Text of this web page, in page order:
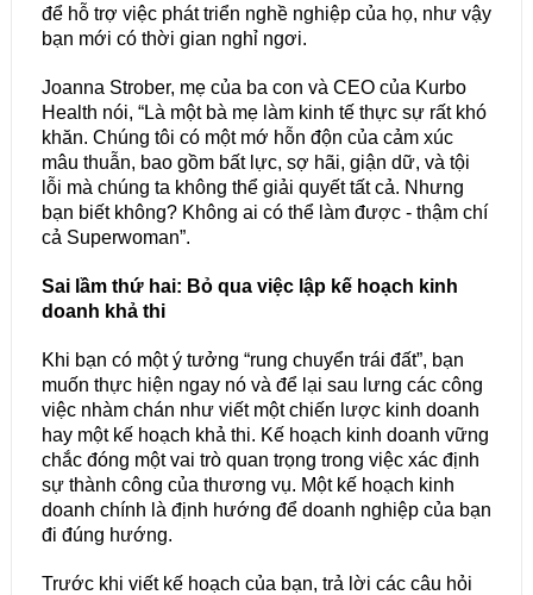
để hỗ trợ việc phát triển nghề nghiệp của họ, như vậy
bạn mới có thời gian nghỉ ngơi.
Joanna Strober, mẹ của ba con và CEO của Kurbo
Health nói, “Là một bà mẹ làm kinh tế thực sự rất khó
khăn. Chúng tôi có một mớ hỗn độn của cảm xúc
mâu thuẫn, bao gồm bất lực, sợ hãi, giận dữ, và tội
lỗi mà chúng ta không thể giải quyết tất cả. Nhưng
bạn biết không? Không ai có thể làm được - thậm chí
cả Superwoman”.
Sai lầm thứ hai: Bỏ qua việc lập kế hoạch kinh
doanh khả thi
Khi bạn có một ý tưởng “rung chuyển trái đất”, bạn
muốn thực hiện ngay nó và để lại sau lưng các công
việc nhàm chán như viết một chiến lược kinh doanh
hay một kế hoạch khả thi. Kế hoạch kinh doanh vững
chắc đóng một vai trò quan trọng trong việc xác định
sự thành công của thương vụ. Một kế hoạch kinh
doanh chính là định hướng để doanh nghiệp của bạn
đi đúng hướng.
Trước khi viết kế hoạch của bạn, trả lời các câu hỏi